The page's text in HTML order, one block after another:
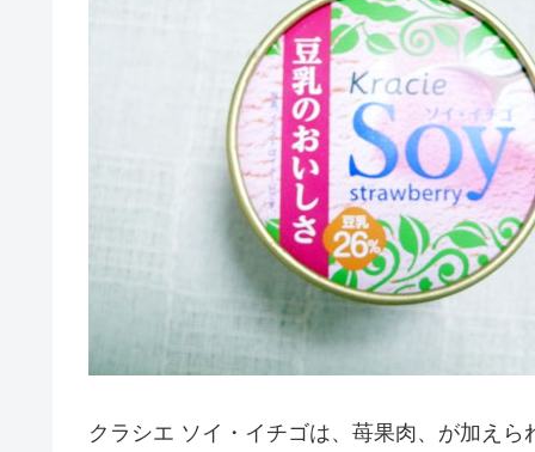
クラシエ ソイ・イチゴは、苺果肉、が加え